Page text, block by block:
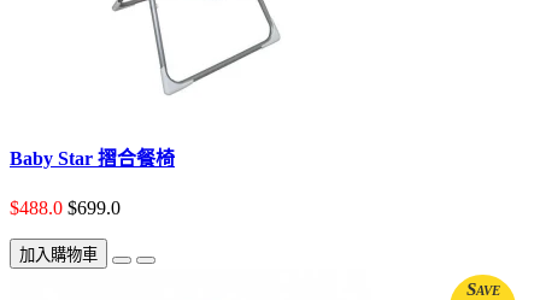
Baby Star 摺合餐椅
$488.0 $699.0
加入購物車
Save